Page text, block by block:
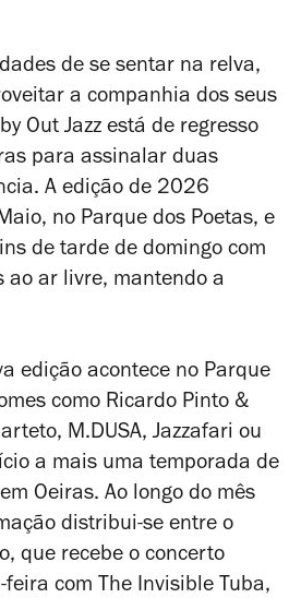
de se sentar na relva,
a companhia dos seus
Out Jazz está de regresso
para assinalar duas
A edição de 2026
no Parque dos Poetas, e
de tarde de domingo com
ao ar livre, mantendo a
edição acontece no Parque
como Ricardo Pinto &
M.DUSA, Jazzafari ou
a mais uma temporada de
Oeiras. Ao longo do mês
distribui-se entre o
que recebe o concerto
com The Invisible Tuba,